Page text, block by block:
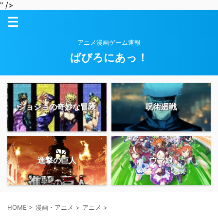
" />
アニメ漫画ゲーム速報
ばびろにあっ！
ジョジョの奇妙な冒険 呪術廻戦
進撃の巨人 ウマ娘
HOME > 漫画・アニメ > アニメ >